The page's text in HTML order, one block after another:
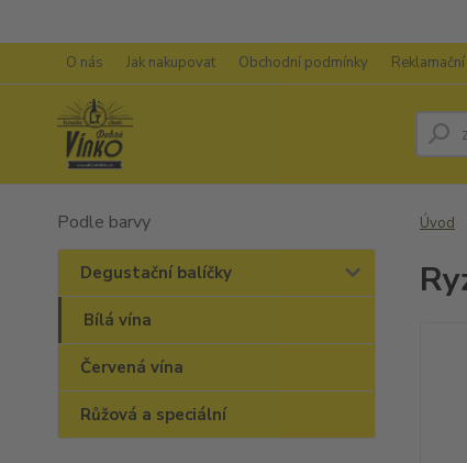
O nás Jak nakupovat Obchodní podmínky
Podle barvy
Degustační balíčky
Bílá vína
Červená vína
Růžová a speciální
Úvod